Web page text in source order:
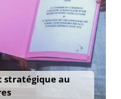
stratégique au